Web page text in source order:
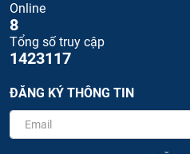
Online
8
Tổng số truy cập
1423117
ĐĂNG KÝ THÔNG TIN